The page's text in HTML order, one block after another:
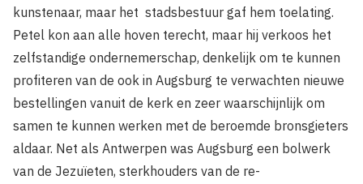
kunstenaar, maar het stadsbestuur gaf hem toelating.
Petel kon aan alle hoven terecht, maar hij verkoos het
zelfstandige ondernemerschap, denkelijk om te kunnen
profiteren van de ook in Augsburg te verwachten nieuwe
bestellingen vanuit de kerk en zeer waarschijnlijk om
samen te kunnen werken met de beroemde bronsgieters
aldaar. Net als Antwerpen was Augsburg een bolwerk
van de Jezuïeten, sterkhouders van de re-